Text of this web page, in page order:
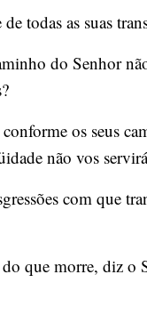
todas as suas
do Senhor
os seus
não vos
com que
que morre, diz